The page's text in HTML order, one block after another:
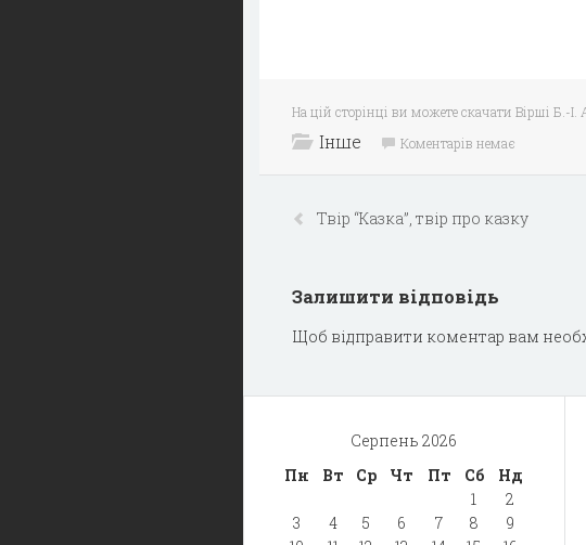
На цій сторінці ви можете скачати Вірші Б.-І.
Інше Коментарів немає
Твір “Казка”, твір про казку
Залишити відповідь
Щоб відправити коментар вам
Серпень 2026
Пн
Вт Ср Чт Пт Сб
Нд
1
2
3
4 5 6 7 8
9